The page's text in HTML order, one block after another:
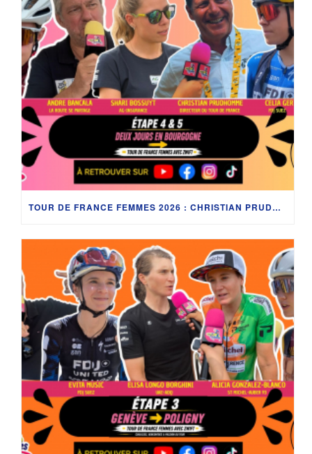
TOUR DE FRANCE FEMMES 2026 : CHRISTIAN PRUDHOMME, CÉLIA GÉRY, SHARI BOSSUYT ET LES COULISSES EN BOURGOGNE